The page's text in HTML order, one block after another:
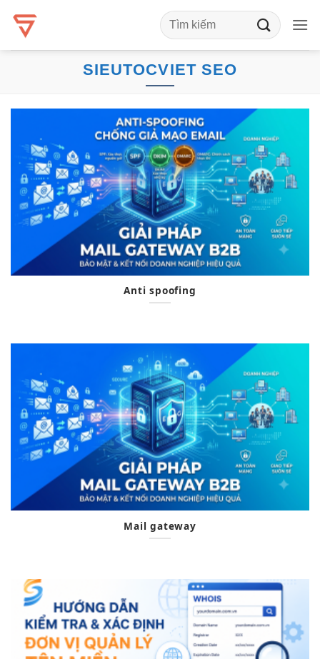
qua
SIEUTOCVIET SEO
Anti spoofing
Mail gateway